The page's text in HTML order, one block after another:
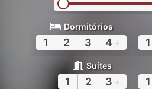
Dormitórios
1 2 3 4 + 1
Suítes
1 2 3 + 1